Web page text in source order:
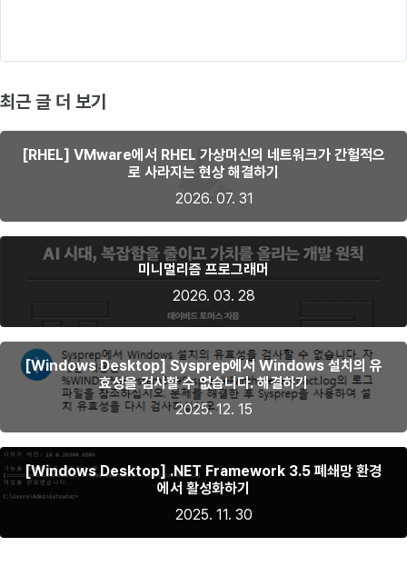
최근 글 더 보기
[RHEL] VMware에서 RHEL 가상머신의 네트워크가 간헐적으
로 사라지는 현상 해결하기
2026. 07. 31
미니멀리즘 프로그래머
2026. 03. 28
[Windows Desktop] Sysprep에서 Windows 설치의 유
효성을 검사할 수 없습니다. 해결하기
2025. 12. 15
[Windows Desktop] .NET Framework 3.5 폐쇄망 환경
에서 활성화하기
2025. 11. 30